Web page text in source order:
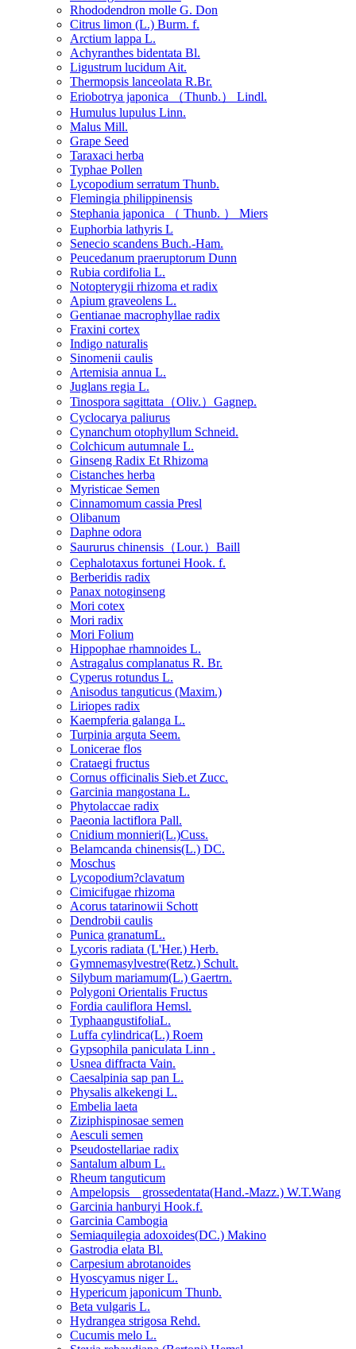
Rhododendron molle G. Don
Citrus limon (L.) Burm. f.
Arctium lappa L.
Achyranthes bidentata Bl.
Ligustrum lucidum Ait.
Thermopsis lanceolata R.Br.
Eriobotrya japonica （Thunb.） Lindl.
Humulus lupulus Linn.
Malus Mill.
Grape Seed
Taraxaci herba
Typhae Pollen
Lycopodium serratum Thunb.
Flemingia philippinensis
Stephania japonica （ Thunb. ） Miers
Euphorbia lathyris L
Senecio scandens Buch.-Ham.
Peucedanum praeruptorum Dunn
Rubia cordifolia L.
Notopterygii rhizoma et radix
Apium graveolens L.
Gentianae macrophyllae radix
Fraxini cortex
Indigo naturalis
Sinomenii caulis
Artemisia annua L.
Juglans regia L.
Tinospora sagittata（Oliv.）Gagnep.
Cyclocarya paliurus
Cynanchum otophyllum Schneid.
Colchicum autumnale L.
Ginseng Radix Et Rhizoma
Cistanches herba
Myristicae Semen
Cinnamomum cassia Presl
Olibanum
Daphne odora
Saururus chinensis（Lour.）Baill
Cephalotaxus fortunei Hook. f.
Berberidis radix
Panax notoginseng
Mori cotex
Mori radix
Mori Folium
Hippophae rhamnoides L.
Astragalus complanatus R. Br.
Cyperus rotundus L.
Anisodus tanguticus (Maxim.)
Liriopes radix
Kaempferia galanga L.
Turpinia arguta Seem.
Lonicerae flos
Crataegi fructus
Cornus officinalis Sieb.et Zucc.
Garcinia mangostana L.
Phytolaccae radix
Paeonia lactiflora Pall.
Cnidium monnieri(L.)Cuss.
Belamcanda chinensis(L.) DC.
Moschus
Lycopodium?clavatum
Cimicifugae rhizoma
Acorus tatarinowii Schott
Dendrobii caulis
Punica granatumL.
Lycoris radiata (L'Her.) Herb.
Gymnemasylvestre(Retz.) Schult.
Silybum mariamum(L.) Gaertrn.
Polygoni Orientalis Fructus
Fordia cauliflora Hemsl.
TyphaangustifoliaL.
Luffa cylindrica(L.) Roem
Gypsophila paniculata Linn .
Usnea diffracta Vain.
Caesalpinia sap pan L.
Physalis alkekengi L.
Embelia laeta
Ziziphispinosae semen
Aesculi semen
Pseudostellariae radix
Santalum album L.
Rheum tanguticum
Ampelopsis grossedentata(Hand.-Mazz.) W.T.Wang
Garcinia hanburyi Hook.f.
Garcinia Cambogia
Semiaquilegia adoxoides(DC.) Makino
Gastrodia elata Bl.
Carpesium abrotanoides
Hyoscyamus niger L.
Hypericum japonicum Thunb.
Beta vulgaris L.
Hydrangea strigosa Rehd.
Cucumis melo L.